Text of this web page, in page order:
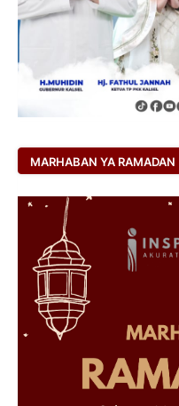
MARHABAN YA RAMADAN